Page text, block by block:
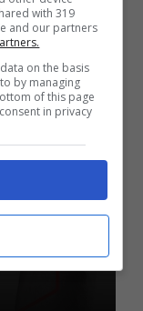
i
with 319
and our partners
on the basis
by managing
of this page
in privacy